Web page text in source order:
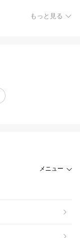
もっと見る
メニュー